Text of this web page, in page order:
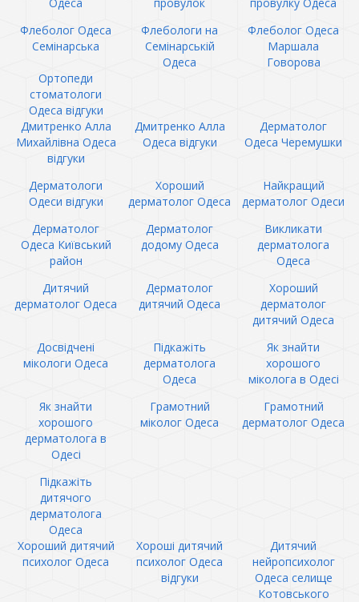
Флеболог Одеса
Семінарська
Флебологи на
Семінарській
Одеса
Флеболог Одеса
Маршала
Говорова
Ортопеди
стоматологи
Одеса відгуки
Дмитренко Алла
Михайлівна Одеса
відгуки
Дмитренко Алла
Одеса відгуки
Дерматолог
Одеса Черемушки
Дерматологи
Одеси відгуки
Хороший
дерматолог Одеса
Найкращий
дерматолог Одеси
Дерматолог
Одеса Київський
район
Дерматолог
додому Одеса
Викликати
дерматолога
Одеса
Дитячий
дерматолог Одеса
Дерматолог
дитячий Одеса
Хороший
дерматолог
дитячий Одеса
Досвідчені
мікологи Одеса
Підкажіть
дерматолога
Одеса
Як знайти
хорошого
міколога в Одесі
Як знайти
хорошого
дерматолога в
Одесі
Грамотний
міколог Одеса
Грамотний
дерматолог Одеса
Підкажіть
дитячого
дерматолога
Одеса
Хороший дитячий
психолог Одеса
Хороші дитячий
психолог Одеса
відгуки
Дитячий
нейропсихолог
Одеса селище
Котовського